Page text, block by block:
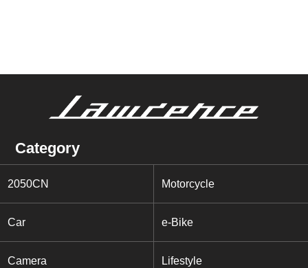
Category
2050CN Motorcycle
Car e-Bike
Camera Lifestyle